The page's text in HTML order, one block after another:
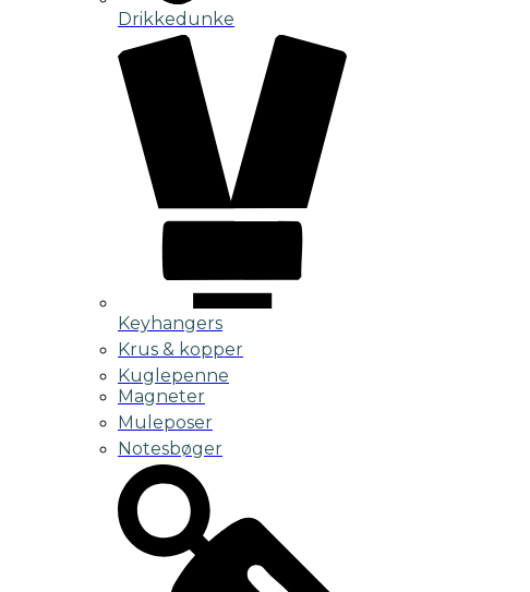
Drikkedunke
Keyhangers
Krus & kopper
Kuglepenne
Magneter
Muleposer
Notesbøger